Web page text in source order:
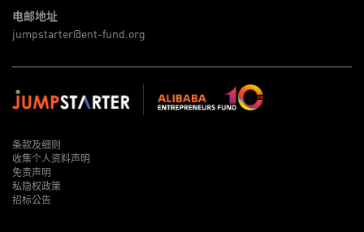
电邮地址
jumpstarter@ent-fund.org
条款及细则
收集个人资料声明
免责声明
私隐权政策
招标公告